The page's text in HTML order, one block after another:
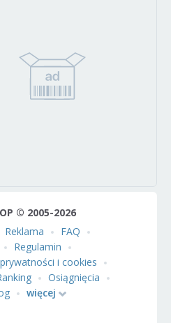
© 2005-2026
Reklama
FAQ
Regulamin
i cookies
Osiągnięcia
więcej